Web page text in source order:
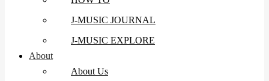
J-MUSIC JOURNAL
J-MUSIC EXPLORE
About
About Us